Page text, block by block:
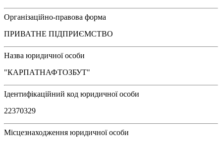
Організаційно-правова форма
ПРИВАТНЕ ПІДПРИЄМСТВО
Назва юридичної особи
"КАРПАТНАФТОЗБУТ"
Ідентифікаційний код юридичної особи
22370329
Місцезнаходження юридичної особи